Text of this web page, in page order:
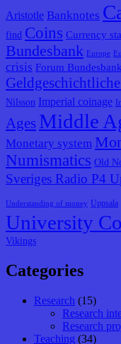
Aristotle Banknotes
find Coins Currency
Bundesbank
Europe
crisis Forum Bundesbank
Nilsson Imperial coinage
Ages Middle
Monetary system
Numismatics Old
Sveriges Radio P4
Understanding of money Uppsala
University
Vikings
Categories
Research (15)
Research
Research
Teaching (34)